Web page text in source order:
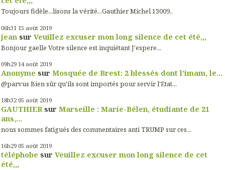
Toujours fidèle...lisons la vérité...Gauthier Michel 13009..
06h31 15 août 2019
jean sur Veuillez excuser mon long silence de cet été,,,
Bonjour gaelle Votre silence est inquiétant J'espere...
09h29 14 août 2019
Anonyme sur Mosquée de Brest: 2 blessés dont l'imam, le...
@parvus Bien sûr qu'ils sont importés pour servir l'Etat...
18h32 05 août 2019
GAUTHIERsur Marseille : Marie-Bélen, étudiante de 21
ans,...
nous sommes fatigués des commentaires anti TRUMP sur ces...
16h29 05 août 2019
téléphobe sur Veuillez excuser mon long silence de cet
été,,,